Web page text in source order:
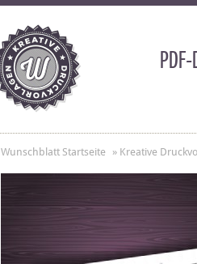
Wunschblatt Startseite » Kreative